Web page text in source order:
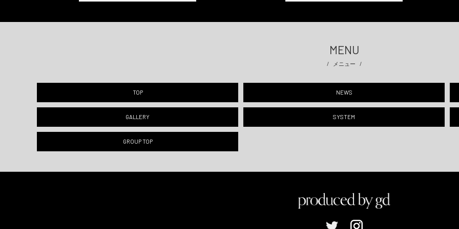
MENU
メニュー
TOP NEWS
GALLERY SYSTEM
GROUP TOP